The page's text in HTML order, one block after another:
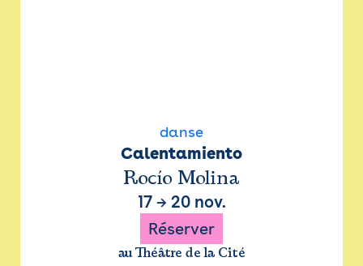
danse
Calentamiento
Rocío Molina
17→ 20 nov.
Réserver
au Théâtre de la Cité